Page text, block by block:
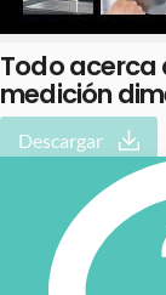
Todo acerca
medición
Descargar